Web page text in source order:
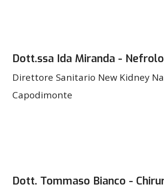
Dott.ssa Ida Miranda -
Direttore Sanitario New Kidney
Capodimonte
Dott. Tommaso Bianco -